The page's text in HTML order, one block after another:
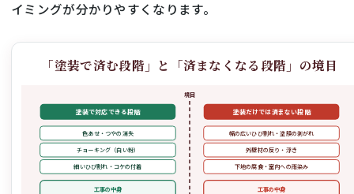
イミングが分かりやすくなります。
「塗装で済む段階」と「済まなくなる段階」の境目
塗装で対応できる段階 塗装だけでは済まない段階
境目
色あせ・つやの消失
チョーキング（白い粉）
細いひび割れ・コケの付着
工事の中身
幅の広いひび割れ・塗膜の剥がれ
外壁材の反り・浮き
下地の腐食・室内への雨染み
工事の中身